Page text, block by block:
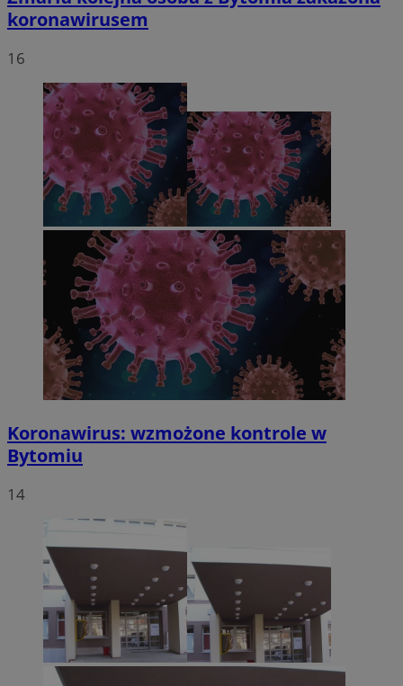
koronawirusem
16
Koronawirus: wzmożone kontrole w
Bytomiu
14